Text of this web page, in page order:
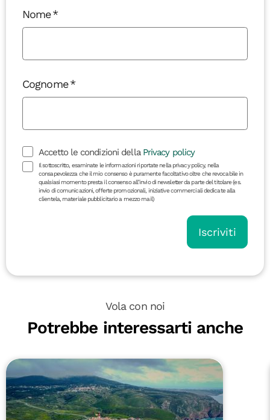
Nome
Cognome
Accetto le condizioni della Privacy policy
Il sottoscritto, esaminate le informazioni riportate nella privacy policy, nella
consapevolezza che il mio consenso è puramente facoltativo oltre che revocabile in
qualsiasi momento presta il consenso all’invio di newsletter da parte del titolare (es.
invio di comunicazioni, offerte promozionali, iniziative commerciali dedicate alla
clientela, materiale pubblicitario a mezzo mail)
Iscriviti
Vola con noi
Potrebbe interessarti anche